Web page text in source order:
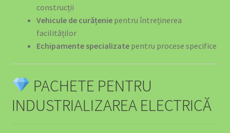
Produse Curățenie Auto România – Soluții Premium Pentru
Mașina Ta
Protecția Consumatorilor
Return & Refund Policy
Revolutionizați Încărcarea EV Acasă cu Stația de Încărcare
construcții
Vehicule de curățeniepentru întreținerea
facilităților
Echipamente specializatepentru procese specifice
PACHETE PENTRU
INDUSTRIALIZAREA ELECTRICĂ